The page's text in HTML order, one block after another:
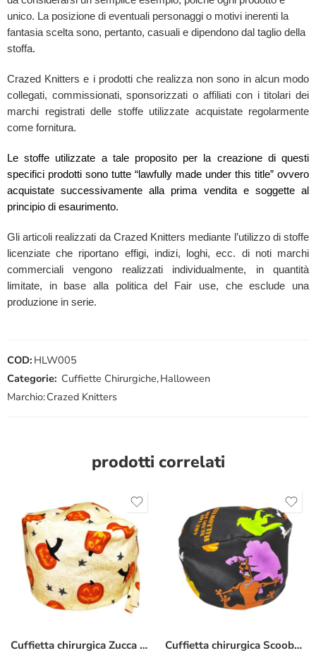
unico. La posizione di eventuali personaggi o motivi inerenti la
fantasia scelta sono, pertanto, casuali e dipendono dal taglio della
stoffa.
Crazed Knitters e i prodotti che realizza non sono in alcun modo
collegati, commissionati, sponsorizzati o affiliati con i titolari dei
marchi registrati delle stoffe utilizzate acquistate regolarmente
come fornitura.
Le stoffe utilizzate a tale proposito per la creazione di questi
specifici prodotti sono tutte “lawfully made under this title” ovvero
acquistate successivamente alla prima vendita e soggette al
principio di esaurimento.
Gli articoli realizzati da Crazed Knitters mediante l’utilizzo di stoffe
licenziate che riportano effigi, indizi, loghi, ecc. di noti marchi
commerciali vengono realizzati individualmente, in quantità
limitate, in base alla politica del Fair use, che esclude una
produzione in serie.
COD: HLW005
Categorie: Cuffiette Chirurgiche,Halloween
Marchio:Crazed Knitters
prodotti correlati
Cuffietta chirurgica Zucca stelle
Cuffietta chirurgica Scooby-Doo halloween